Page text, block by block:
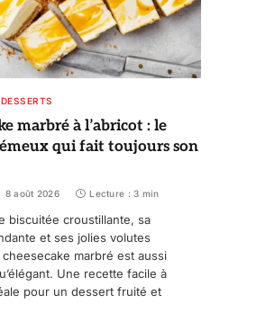
marbré à l’abricot : le
qui fait toujours son
8 août 2026 Lecture : 3 min
biscuitée croustillante, sa
et ses jolies volutes
cheesecake marbré est aussi
Une recette facile à
pour un dessert fruité et